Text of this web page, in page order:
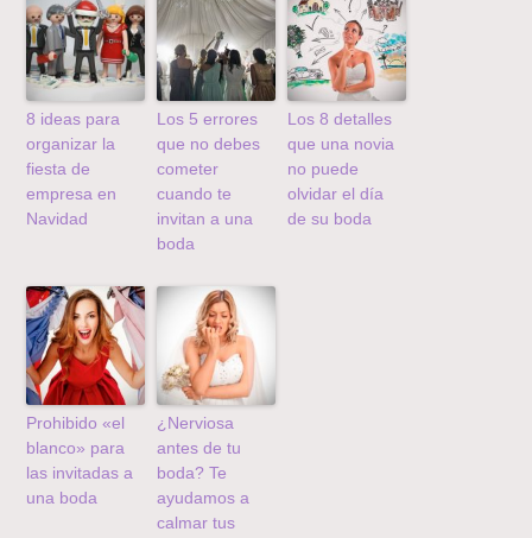
8 ideas para
organizar la
fiesta de
empresa en
Navidad
Los 5 errores
que no debes
cometer
cuando te
invitan a una
boda
Los 8 detalles
que una novia
no puede
olvidar el día
de su boda
Prohibido «el
blanco» para
las invitadas a
una boda
¿Nerviosa
antes de tu
boda? Te
ayudamos a
calmar tus